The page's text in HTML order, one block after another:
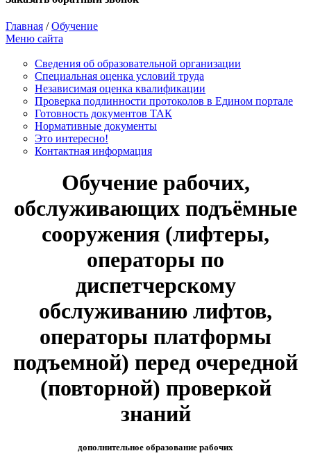
Главная /Обучение
Меню сайта
Сведения об образовательной организации
Cпециальная оценка условий труда
Независимая оценка квалификации
Проверка подлинности протоколов в Едином портале
Готовность документов ТАК
Нормативные документы
Это интересно!
Контактная информация
Обучение рабочих,
обслуживающих подъёмные
сооружения (лифтеры,
операторы по
диспетчерскому
обслуживанию лифтов,
операторы платформы
подъемной) перед очередной
(повторной) проверкой
знаний
дополнительное образование рабочих